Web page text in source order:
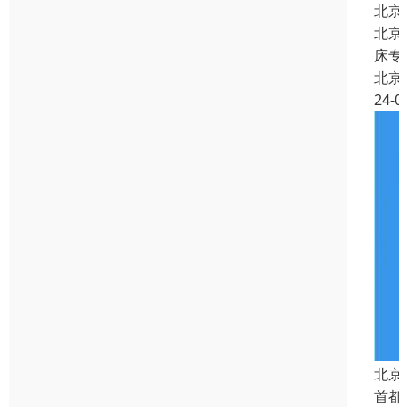
北
北
床
北
24-
北
首